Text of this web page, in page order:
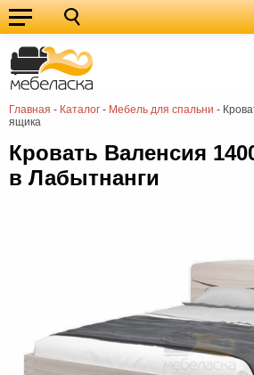
Главная - Каталог - Мебель для спальни -
ящика
Кухонные
гарнитуры
Мебель
для
кухни
Мебель
для
спальни
Кровати
Шкафы
Диваны
гостиную
прихожей
Столы
Комоды
Кровать Валенсия
в Лабытнанги